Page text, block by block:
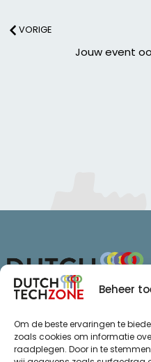
Beheer
Om de beste ervaringen te
zoals cookies om informatie
raadplegen. Door in te
VORIGE
Jouw event
7811 KL Emmen
+31 (0)85 065 72 47